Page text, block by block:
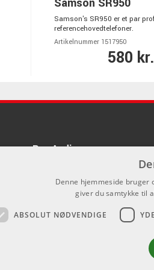
Samson's SR950 er et par
referencehovedtelefoner.
Artikelnummer 1517950
580 kr.
Pro Audio
Denne hjemmeside bruger
giver du samtykke til
ABSOLUT NØDVENDIGE